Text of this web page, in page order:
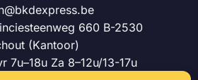
660 B-2530
(Kantoor)
7u–18u Za 8–12u/13-17u